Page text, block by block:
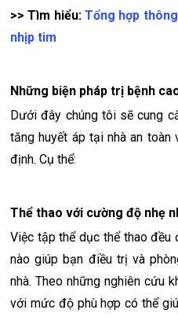
>> Tìm hiểu: Tổng hợp
nhịp tim
Những biện pháp trị bệnh
Dưới đây chúng tôi sẽ cung
tăng huyết áp tại nhà an toàn
định. Cụ thể:
Thể thao với cường độ nhẹ
Việc tập thể dục thể thao đều
nào giúp bạn điều trị và
nhà. Theo những nghiên cứu
với mức độ phù hợp có thể